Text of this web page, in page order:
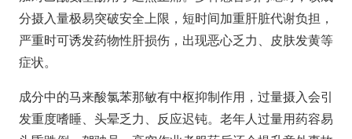
分摄入量极易突破安全上限，短时间加重肝脏代谢负担，
严重时可诱发药物性肝损伤，出现恶心乏力、皮肤发黄等
症状。
成分中的马来酸氯苯那敏有中枢抑制作用，过量摄入会引
发重度嗜睡、头晕乏力、反应迟钝。老年人过量用药容易